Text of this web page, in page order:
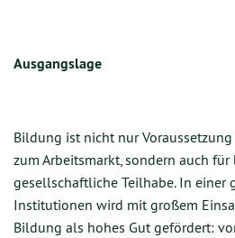
Ausgangslage
Bildung ist nicht nur
zum Arbeitsmarkt, sondern auch für
gesellschaftliche Teilhabe. In einer
Institutionen wird mit großem
Bildung als hohes Gut gefördert: